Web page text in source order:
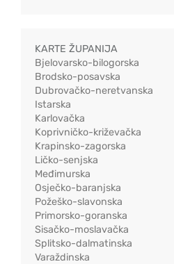
KARTE ŽUPANIJA
Bjelovarsko-bilogorska
Brodsko-posavska
Dubrovačko-neretvanska
Istarska
Karlovačka
Koprivničko-križevačka
Krapinsko-zagorska
Ličko-senjska
Međimurska
Osječko-baranjska
Požeško-slavonska
Primorsko-goranska
Sisačko-moslavačka
Splitsko-dalmatinska
Varaždinska